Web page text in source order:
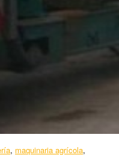
, maquinaria agrícola,